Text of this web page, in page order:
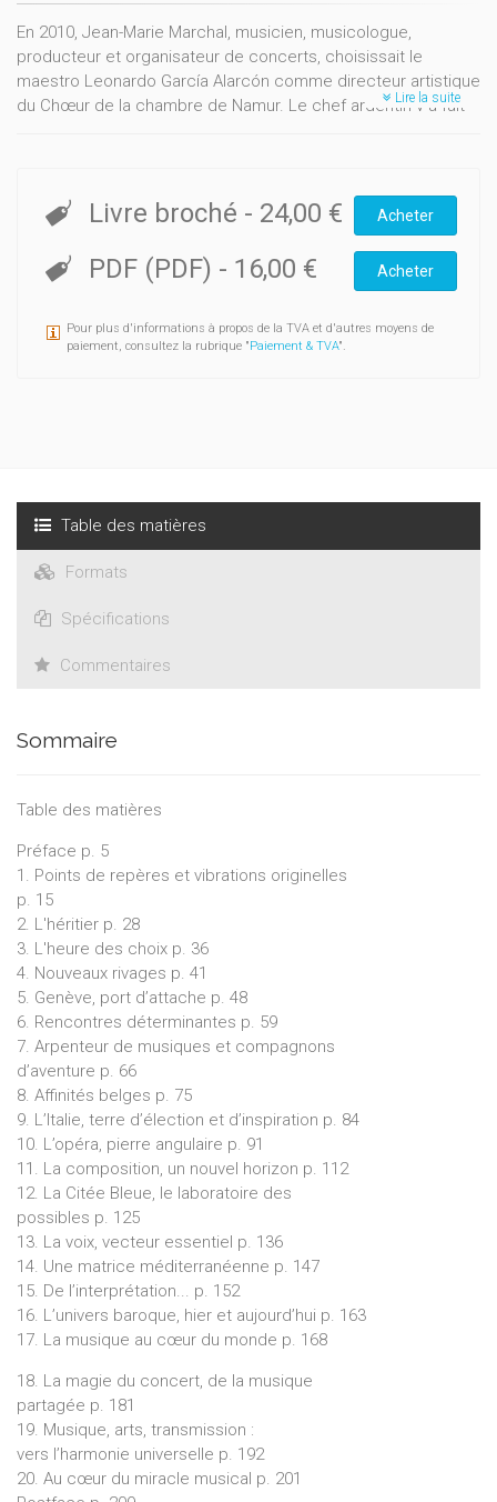
En 2010, Jean-Marie Marchal, musicien, musicologue,
producteur et organisateur de concerts, choisissait le
maestro Leonardo García Alarcón comme directeur artistique
du Chœur de la chambre de Namur. Le chef argentin y a fait
Ce livre est la trace de la rencontre de ces deux artistes hors
du commun qui nous racontent l'histoire d'une incroyable
sa vie et son parcours, il explique sa conception de la
musique et les miracles qu'elle peut faire dans notre société
Lire la suite
Livre broché - 24,00 € Acheter
PDF (PDF) - 16,00 € Acheter
Pour plus d'informations à propos de la TVA et d'autres moyens de
paiement, consultez la rubrique "Paiement & TVA".
Table des matières
Formats
Spécifications
Commentaires
Sommaire
Table des matières
Préface p. 5
1. Points de repères et vibrations originelles
p. 15
2. L'héritier p. 28
3. L'heure des choix p. 36
4. Nouveaux rivages p. 41
5. Genève, port d’attache p. 48
6. Rencontres déterminantes p. 59
7. Arpenteur de musiques et compagnons
d’aventure p. 66
8. Affinités belges p. 75
9. L’Italie, terre d’élection et d’inspiration p. 84
10. L’opéra, pierre angulaire p. 91
11. La composition, un nouvel horizon p. 112
12. La Citée Bleue, le laboratoire des
possibles p. 125
13. La voix, vecteur essentiel p. 136
14. Une matrice méditerranéenne p. 147
15. De l’interprétation... p. 152
16. L’univers baroque, hier et aujourd’hui p. 163
17. La musique au cœur du monde p. 168
18. La magie du concert, de la musique
partagée p. 181
19. Musique, arts, transmission :
vers l’harmonie universelle p. 192
20. Au cœur du miracle musical p. 201